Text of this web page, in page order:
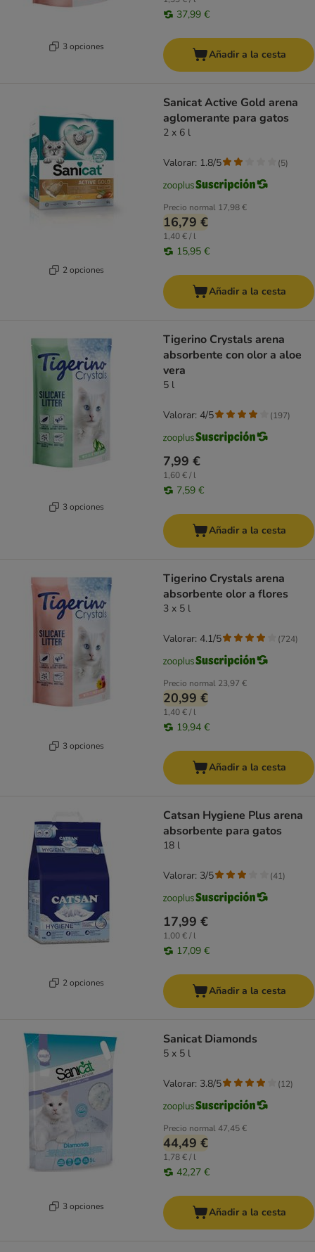
3 opciones
37,99 €
Añadir a la cesta
2 opciones
Sanicat Active Gold arena
aglomerante para gatos
2 x 6 l
Precio normal 17,98 €
16,79 €
1,40 € / l
15,95 €
Valorar: 1.8/5 (5)
Añadir a la cesta
3 opciones
Tigerino Crystals arena
absorbente con olor a aloe
vera
5 l
7,99 €
1,60 € / l
7,59 €
Valorar: 4/5 (197)
Añadir a la cesta
3 opciones
Tigerino Crystals arena
absorbente olor a flores
3 x 5 l
Precio normal 23,97 €
20,99 €
1,40 € / l
19,94 €
Valorar: 4.1/5 (724)
Añadir a la cesta
2 opciones
Catsan Hygiene Plus arena
absorbente para gatos
18 l
17,99 €
1,00 € / l
17,09 €
Valorar: 3/5 (41)
Añadir a la cesta
3 opciones
Sanicat Diamonds
5 x 5 l
Precio normal47,45 €
44,49 €
1,78 € / l
42,27 €
Valorar: 3.8/5 (12)
Añadir a la cesta